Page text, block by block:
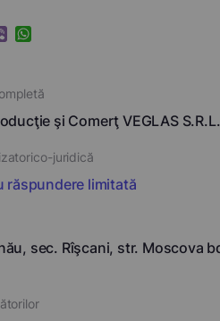
WhatsApp
şi Comerţ VEGLAS S.R.L.
juridică
răspundere limitată
sec. Rîşcani, str. Moscova